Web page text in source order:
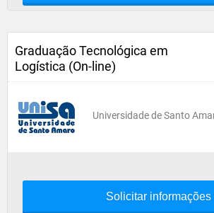
Graduação Tecnológica em
Logística (On-line)
Universidade de Santo
Solicitar informações